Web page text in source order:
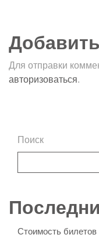
Для отправки
авторизоваться.
Поиск
Стоимость